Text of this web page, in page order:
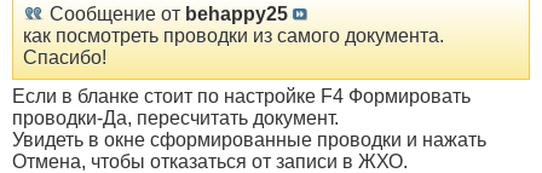
Сообщение от behappy25
как посмотреть проводки из самого документа.
Спасибо!
Если в бланке стоит по настройке F4 Формировать
проводки-Да, пересчитать документ.
Увидеть в окне сформированные проводки и нажать
Отмена, чтобы отказаться от записи в ЖХО.